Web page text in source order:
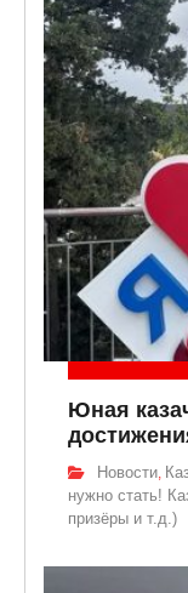
Юная
Новости,
нужно стать!
призёры и т.д.)